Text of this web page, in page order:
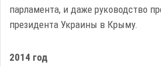
парламента, и даже руководство
президента Украины в Крыму.
2014 год